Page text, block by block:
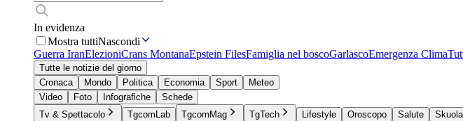
In evidenza
Mostra tuttiNascondi
Guerra IranElezioniCrans MontanaEpstein FilesFamiglia nel boscoGarlascoEmergenza Clima
Tutte le notizie del giorno
Cronaca
Mondo Politica Economia Sport
Meteo
Video
Foto Infografiche
Schede
Tv & Spettacolo
TgcomLab TgcomMag TgTech Lifestyle Oroscopo Salute Skuola